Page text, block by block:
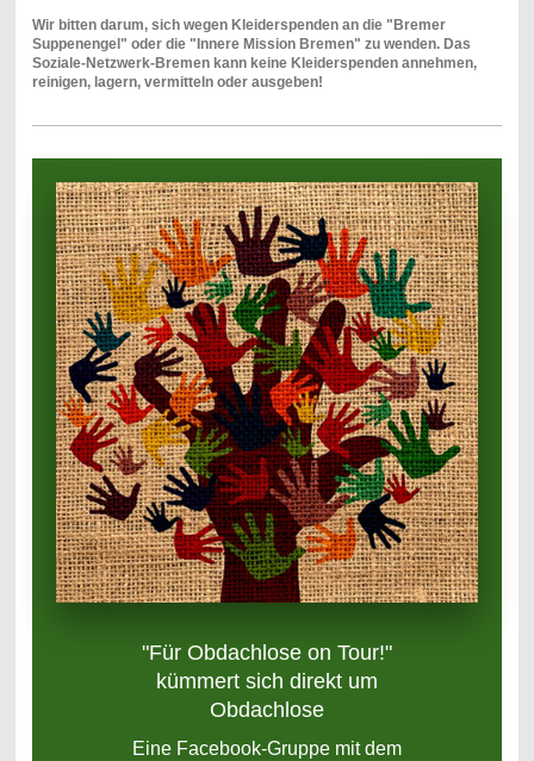
Wir bitten darum, sich wegen Kleiderspenden an die "Bremer
Suppenengel" oder die "Innere Mission Bremen" zu wenden. Das
Soziale-Netzwerk-Bremen kann keine Kleiderspenden annehmen,
reinigen, lagern, vermitteln oder ausgeben!
"Für Obdachlose on Tour!"
kümmert sich direkt um
Obdachlose
Eine Facebook-Gruppe mit dem